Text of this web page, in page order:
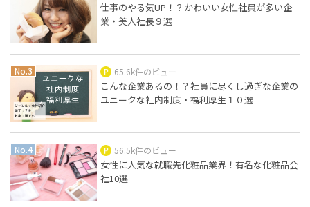
仕事のやる気UP！？かわいい女性社員が多い企
業・美人社長９選
65.6k件のビュー
こんな企業あるの！？社員に尽くし過ぎな企業の
ユニークな社内制度・福利厚生１０選
56.5k件のビュー
女性に人気な就職先化粧品業界！有名な化粧品会
社10選